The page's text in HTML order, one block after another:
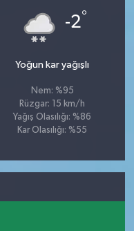
-2°
Yoğun kar yağışlı
Nem: %95
Rüzgar: 15 km/h
Yağış Olasılığı: %86
Kar Olasılığı: %55